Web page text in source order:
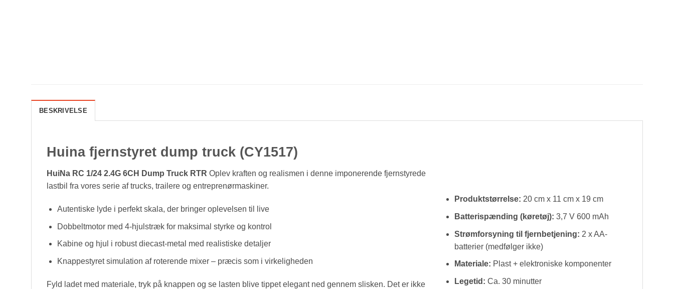
BESKRIVELSE
Huina fjernstyret dump truck (CY1517)
HuiNa RC 1/24 2.4G 6CH Dump Truck RTR Oplev kraften og realismen i denne imponerende fjernstyrede
lastbil fra vores serie af trucks, trailere og entreprenørmaskiner.
Autentiske lyde i perfekt skala, der bringer oplevelsen til live
Dobbeltmotor med 4-hjulstræk for maksimal styrke og kontrol
Kabine og hjul i robust diecast-metal med realistiske detaljer
Knappestyret simulation af roterende mixer – præcis som i virkeligheden
Fyld ladet med materiale, tryk på knappen og se lasten blive tippet elegant ned gennem slisken. Det er ikke
Produktstørrelse: 20 cm x 11 cm x 19 cm
Batterispænding (køretøj): 3,7 V 600 mAh
Strømforsyning til fjernbetjening: 2 x AA-
batterier (medfølger ikke)
Materiale: Plast + elektroniske komponenter
Legetid: Ca. 30 minutter